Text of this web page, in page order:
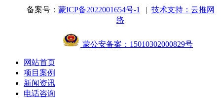
备案号： 蒙ICP备2022001654号-1 | 技术支持：云推网
络
蒙公安备案：15010302000829号
网站首页
项目案例
新闻资讯
电话咨询